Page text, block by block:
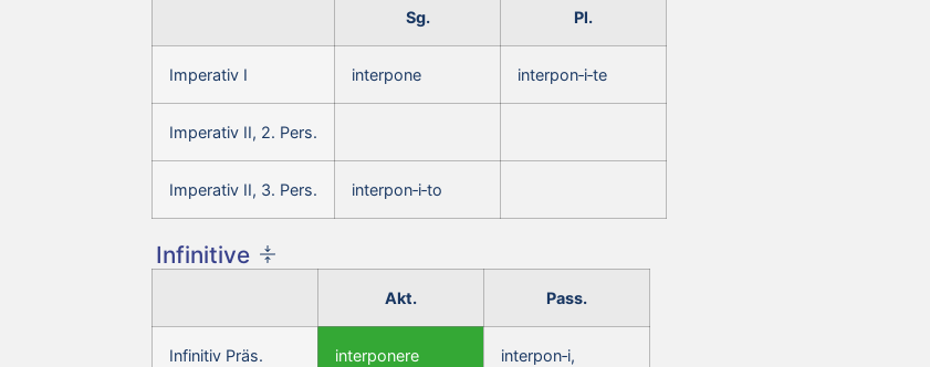
Sg. Pl.
Imperativ I interpone interpon‑i‑te
Imperativ II, 2. Pers.
Imperativ II, 3. Pers. interpon‑i‑to
Infinitive
Akt. Pass.
Infinitiv Präs. interponere
interpon‑i,